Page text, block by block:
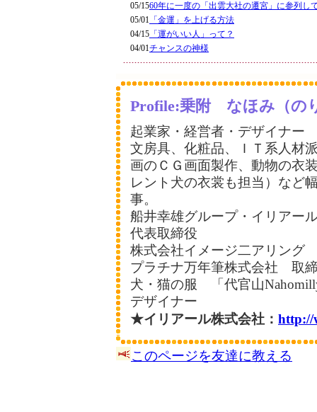
05/1560年に一度の「出雲大社の遷宮」に参列し
05/01 「金運」を上げる方法
04/15 「運がいい人」って？
04/01チャンスの神様
Profile:乗附 なほみ（の
起業家・経営者・デザイナー
文房具、化粧品、ＩＴ系人材
画のＣＧ画面製作、動物の衣
レント犬の衣裳も担当）など
事。
船井幸雄グループ・イリアー
代表取締役
株式会社イメージ二アリング
プラチナ万年筆株式会社 取
犬・猫の服 「代官山
デザイナー
★イリアール株式会社： http://
このページを友達に教える